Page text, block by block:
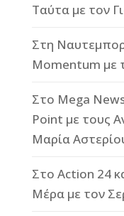
Ταύτα με τον
Στη
Momentum με
Στο Mega
Point με τους
Μαρία
Στο Action 24
Μέρα με τον